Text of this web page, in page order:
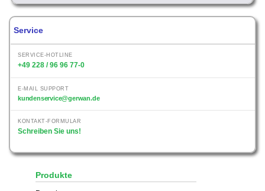
Service
SERVICE-HOTLINE
+49 228 / 96 96 77-0
E-MAIL SUPPORT
kundenservice@gerwan.de
KONTAKT-FORMULAR
Schreiben Sie uns!
Produkte